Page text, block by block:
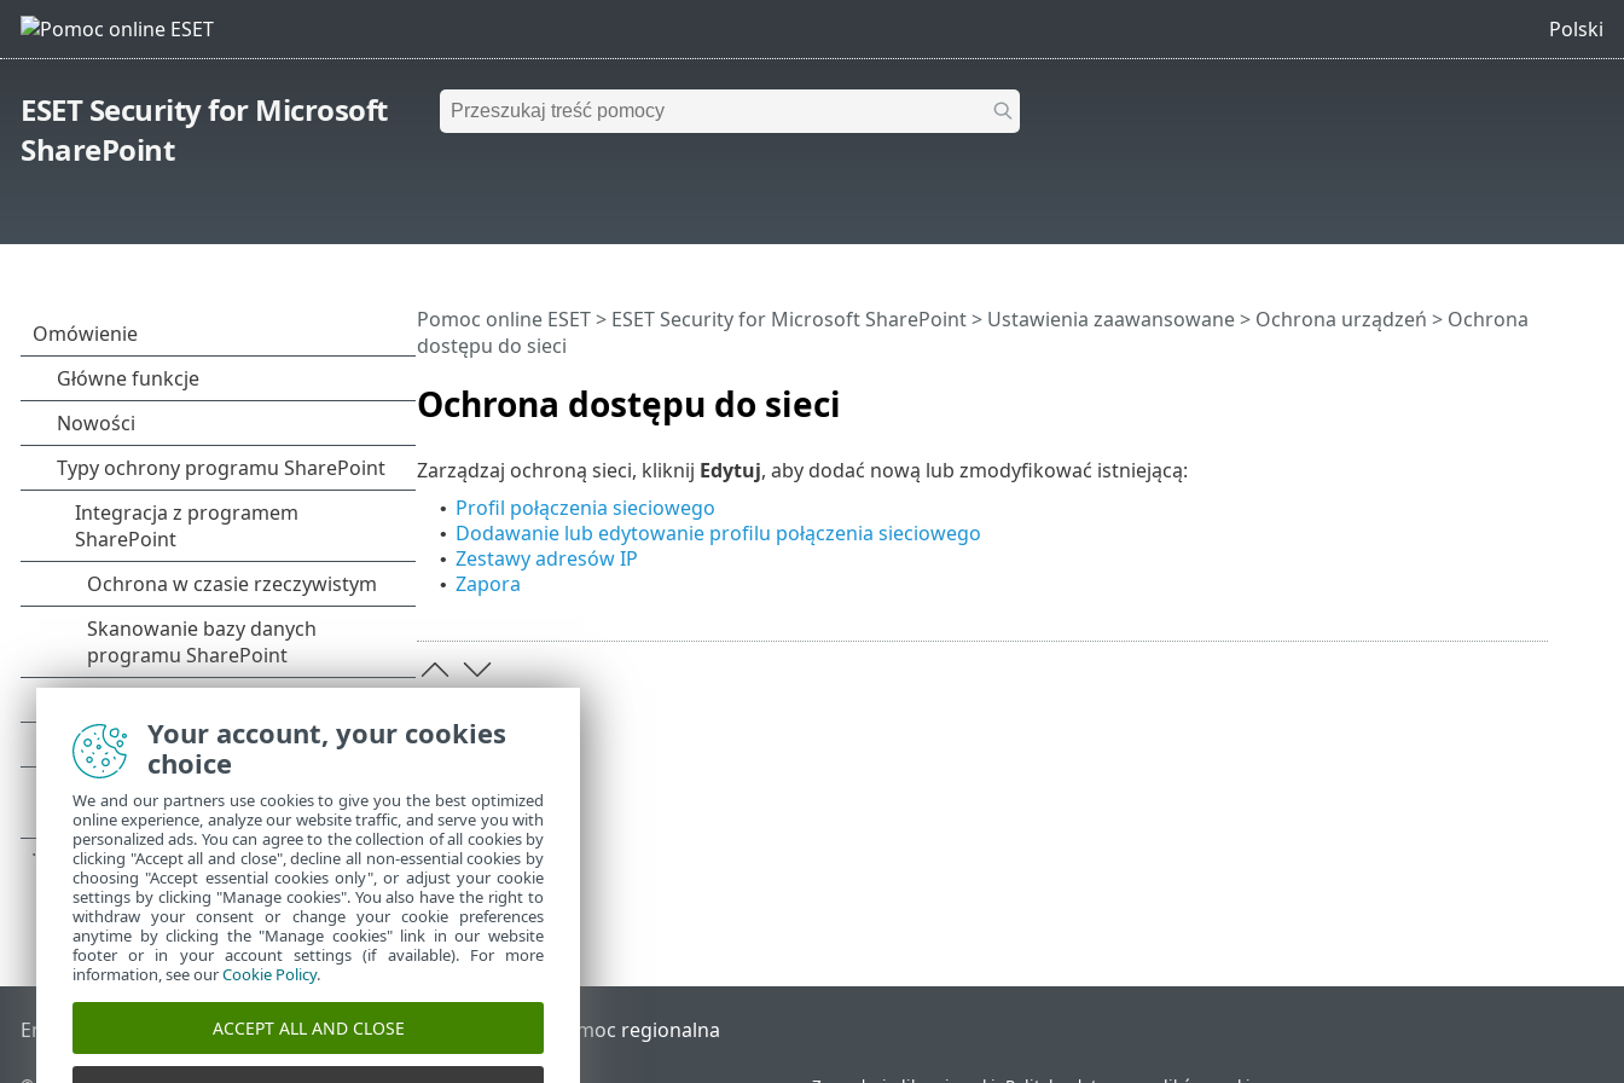
Polski
ESET Security for Microsoft
SharePoint
Ochrona dostępu do sieci
Pomoc online ESET> ESET Security for Microsoft SharePoint> Ustawienia zaawansowane> Ochrona urządzeń > Ochrona
dostępu do sieci
Zarządzaj ochroną sieci, kliknij Edytuj, aby dodać nową lub zmodyfikować istniejącą:
• Profil połączenia sieciowego
• Dodawanie lub edytowanie profilu połączenia sieciowego
• Zestawy adresów IP
• Zapora
End of Life Baza wiedzy ESETForum ESETESET Status Portal Pomoc regionalna
Your account, your cookies
choice
We and our partners use cookies to give you the best optimized
online experience, analyze our website traffic, and serve you with
personalized ads. You can agree to the collection of all cookies by
clicking "Accept all and close", decline all non-essential cookies by
choosing "Accept essential cookies only", or adjust your cookie
settings by clicking "Manage cookies". You also have the right to
withdraw your consent or change your cookie preferences
anytime by clicking the "Manage cookies" link in our website
footer or in your account settings (if available). For more
information, see ourCookie Policy.
ACCEPT ALL AND CLOSE